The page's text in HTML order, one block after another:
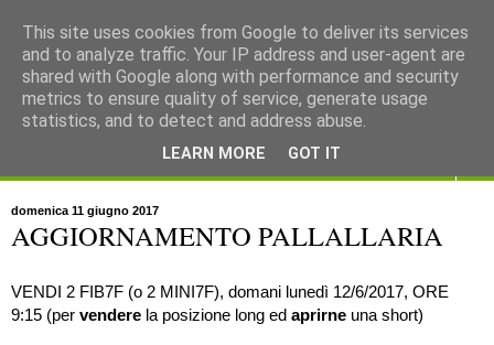
domenica 11 giugno 2017
AGGIORNAMENTO PALLALLARIA
VENDI 2 FIB7F (o 2 MINI7F), domani lunedì 12/6/2017, ORE
9:15 (per vendere la posizione long ed aprirne una short)
This site uses cookies from Google to deliver its services
and to analyze traffic. Your IP address and user-agent are
shared with Google along with performance and security
metrics to ensure quality of service, generate usage
statistics, and to detect and address abuse.
LEARN MORE GOT IT